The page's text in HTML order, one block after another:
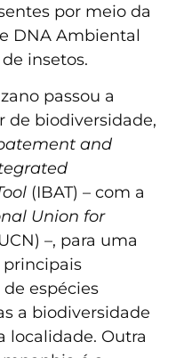
por meio da
DNA Ambiental
insetos.
passou a
de biodiversidade,
and
(IBAT) – com a
Union for
–, para uma
principais
espécies
a biodiversidade
localidade. Outra